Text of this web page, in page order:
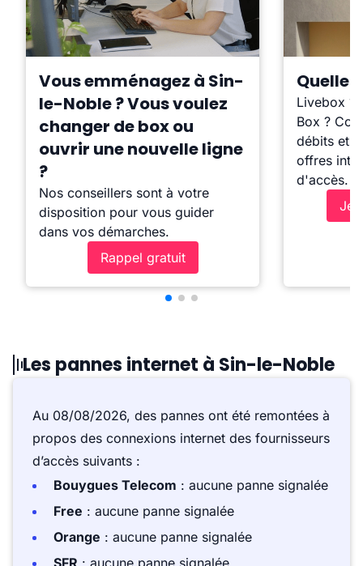
Vous emménagez à Sin-
le-Noble ? Vous voulez
changer de box ou
ouvrir une nouvelle ligne
?
Nos conseillers sont à votre
disposition pour vous guider
dans vos démarches.
Rappel gratuit
Quelle
Livebox ?
Box ?
débits et
offres
d'accès.
Je
Les pannes internet à Sin-le-Noble
Au 08/08/2026, des pannes ont été remontées à
propos des connexions internet des fournisseurs
d’accès suivants :
Bouygues Telecom : aucune panne signalée
Free : aucune panne signalée
Orange : aucune panne signalée
SFR : aucune panne signalée